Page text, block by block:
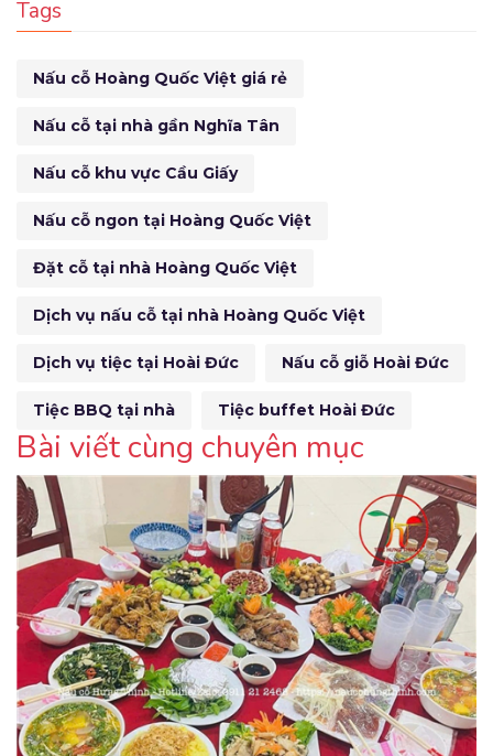
Tags
Nấu cỗ Hoàng Quốc Việt giá rẻ
Nấu cỗ tại nhà gần Nghĩa Tân
Nấu cỗ khu vực Cầu Giấy
Nấu cỗ ngon tại Hoàng Quốc Việt
Đặt cỗ tại nhà Hoàng Quốc Việt
Dịch vụ nấu cỗ tại nhà Hoàng Quốc Việt
Dịch vụ tiệc tại Hoài Đức Nấu cỗ giỗ Hoài Đức
Tiệc BBQ tại nhà Tiệc buffet Hoài Đức
Bài viết cùng chuyên mục